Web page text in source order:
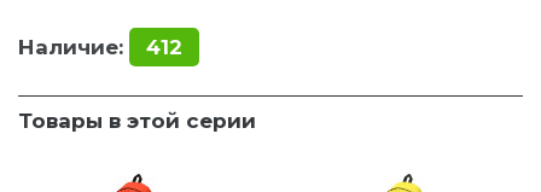
Наличие: 412
Товары в этой серии